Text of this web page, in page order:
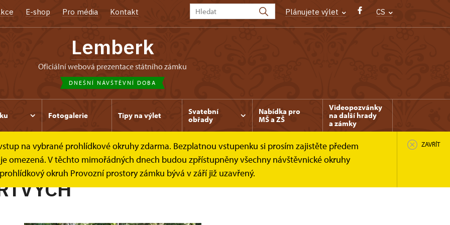
E-shop Pro média Kontakt Plánujete výlet CS
Lemberk
oficiální webová prezentace státního zámku
DNEŠNÍ NÁVŠTĚVNÍ DOBA
Fotogalerie Tipy na výlet
Svatební
obřady
Nabídka pro
MŠ a ZŠ
Videopozvánky
na další hrady
a zámky
na vybrané prohlídkové okruhy zdarma. Bezplatnou vstupenku si prosím zajistěte předem
omezená. V těchto mimořádných dnech budou zpřístupněny všechny návštěvnické okruhy
okruh Provozní prostory zámku bývá v září již uzavřený.
ZAVŘÍT
Kříž mrtvých